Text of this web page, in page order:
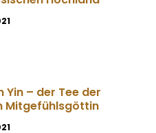
Yin – der Tee der
Mitgefühlsgöttin